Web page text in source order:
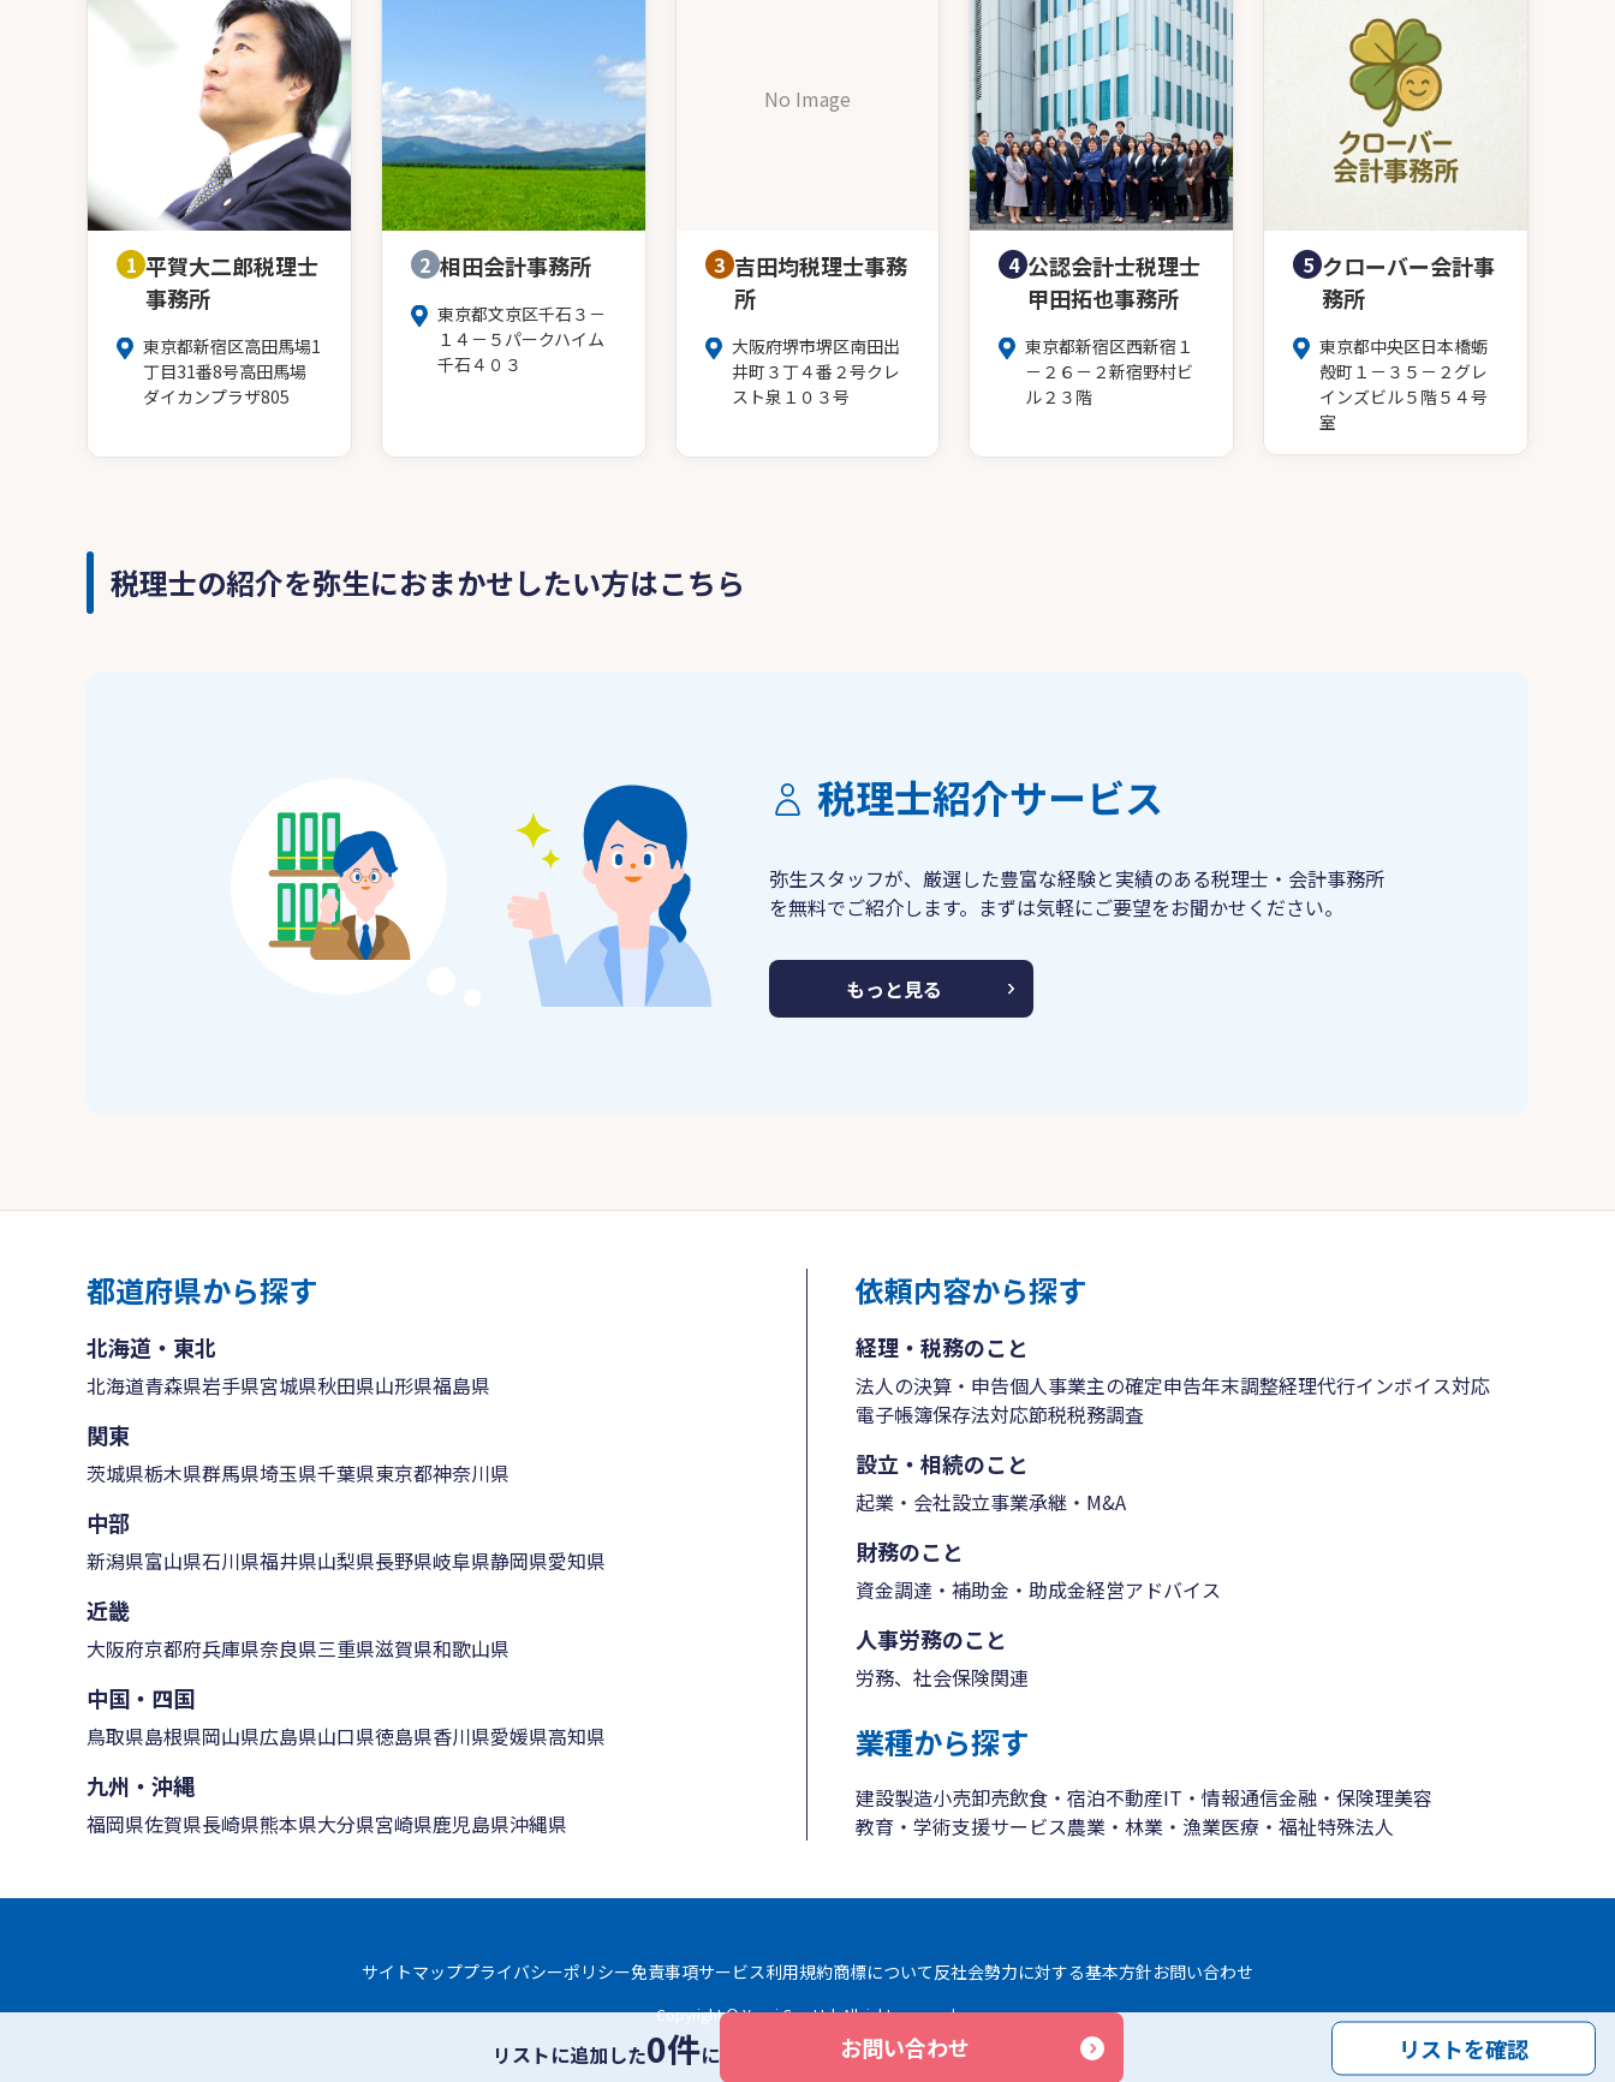
リストに追加した0件に お問い合わせ リストを確認
1 平賀大二郎税理士
事務所
東京都新宿区高田馬場1
丁目31番8号高田馬場
ダイカンプラザ805
2 相田会計事務所
東京都文京区千石３－
１４－５パークハイム
千石４０３
No Image
3 吉田均税理士事務
所
大阪府堺市堺区南田出
井町３丁４番２号クレ
スト泉１０３号
4 公認会計士税理士
甲田拓也事務所
東京都新宿区西新宿１
－２６－２新宿野村ビ
ル２３階
5 クローバー会計事
務所
東京都中央区日本橋蛎
殻町１－３５－２グレ
インズビル５階５４号
室
税理士の紹介を弥生におまかせしたい方はこちら
税理士紹介サービス
弥生スタッフが、厳選した豊富な経験と実績のある税理士・会計事務所
を無料でご紹介します。まずは気軽にご要望をお聞かせください。
もっと見る
都道府県から探す
北海道・東北
北海道青森県岩手県宮城県秋田県山形県福島県
関東
茨城県栃木県群馬県埼玉県千葉県東京都神奈川県
中部
新潟県富山県石川県福井県山梨県長野県岐阜県静岡県愛知県
近畿
大阪府京都府兵庫県奈良県三重県滋賀県和歌山県
中国・四国
鳥取県島根県岡山県広島県山口県徳島県香川県愛媛県高知県
九州・沖縄
福岡県佐賀県長崎県熊本県大分県宮崎県鹿児島県沖縄県
依頼内容から探す
経理・税務のこと
法人の決算・申告個人事業主の確定申告年末調整経理代行インボイス対応
電子帳簿保存法対応節税税務調査
設立・相続のこと
起業・会社設立事業承継・M&A
財務のこと
資金調達・補助金・助成金経営アドバイス
人事労務のこと
労務、社会保険関連
業種から探す
建設製造小売卸売飲食・宿泊不動産IT・情報通信金融・保険理美容
教育・学術支援サービス農業・林業・漁業医療・福祉特殊法人
サイトマッププライバシーポリシー免責事項サービス利用規約商標について反社会勢力に対する基本方針お問い合わせ
Copyright © Yayoi Co., Ltd. All rights reserved.